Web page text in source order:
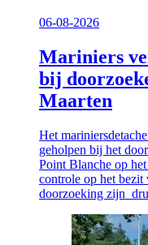
06-08-2026
Mariniers
bij
Maarten
Het
geholpen bij het
Point Blanche op
controle op het bezit
doorzoeking zijn